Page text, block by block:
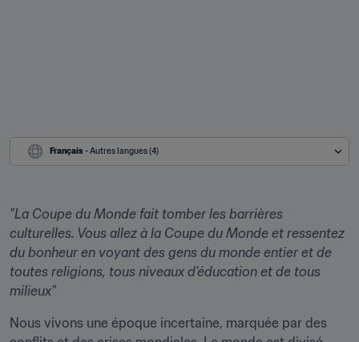
Français - Autres langues (4)
"La Coupe du Monde fait tomber les barrières
culturelles. Vous allez à la Coupe du Monde et ressentez
du bonheur en voyant des gens du monde entier et de
toutes religions, tous niveaux d'éducation et de tous
milieux"
Nous vivons une époque incertaine, marquée par des